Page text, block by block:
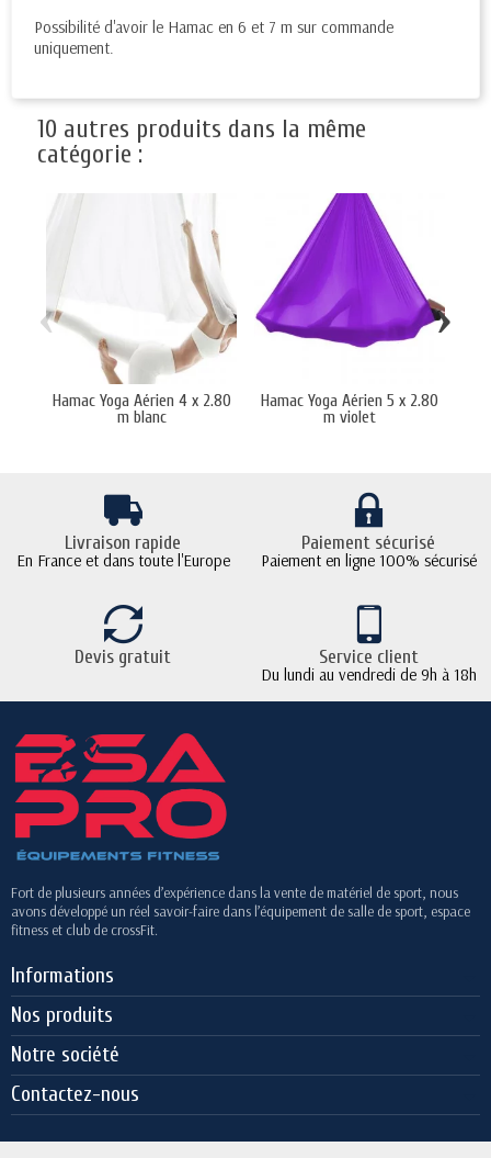
Possibilité d'avoir le Hamac en 6 et 7 m sur commande
uniquement.
10 autres produits dans la même
catégorie :
Hamac Yoga Aérien 4 x 2.80
m blanc
Hamac Yoga Aérien 5 x 2.80
m violet
‹ ›
Livraison rapide
En France et dans toute l'Europe
Paiement sécurisé
Paiement en ligne 100% sécurisé
Devis gratuit Service client
Du lundi au vendredi de 9h à 18h
Fort de plusieurs années d’expérience dans la vente de matériel de sport, nous
avons développé un réel savoir-faire dans l’équipement de salle de sport, espace
fitness et club de crossFit.
Informations
Nos produits
Notre société
Contactez-nous